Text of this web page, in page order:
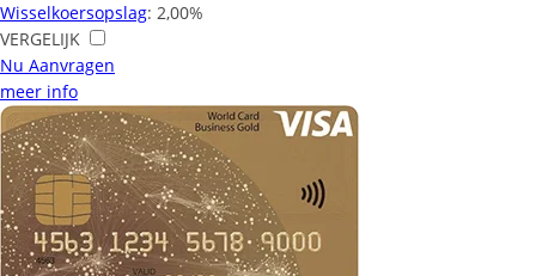
Wisselkoersopslag: 2,00%
VERGELIJK
Nu Aanvragen
meer info